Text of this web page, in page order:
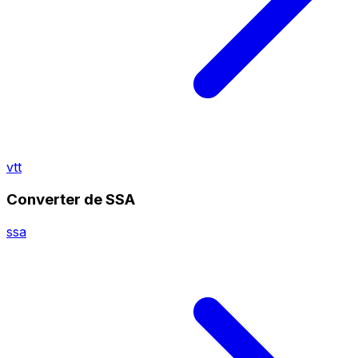
vtt
Converter de SSA
ssa